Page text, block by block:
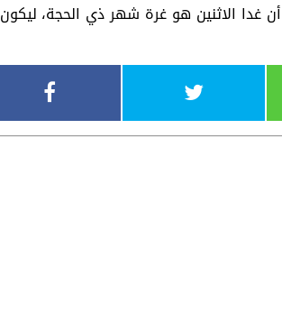
أن غدا الاثنين هو غرة شهر ذي الحجة، ليكون